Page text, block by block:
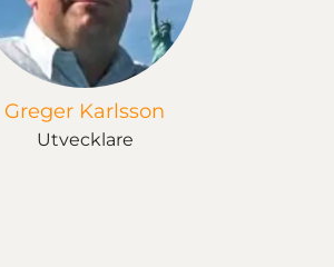
Greger Karlsson
Utvecklare